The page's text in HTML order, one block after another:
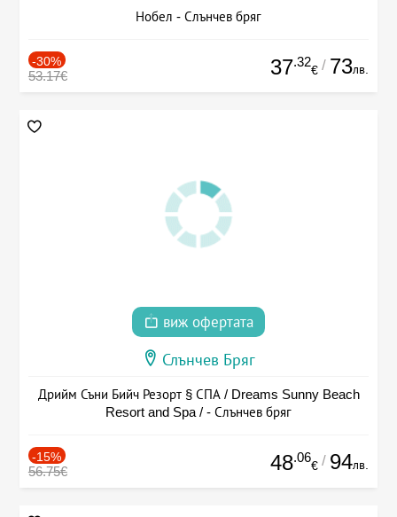
Нобел - Слънчев бряг
-30%
53.17€ 37.32
€ / 73лв.
виж офертата
Слънчев Бряг
Дрийм Съни Бийч Резорт § СПА / Dreams Sunny Beach
Resort and Spa / - Слънчев бряг
-15%
56.75€ 48.06
€ / 94лв.